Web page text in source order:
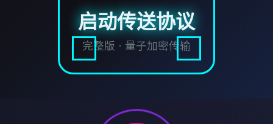
启动传送协议
完整版 · 量子加密传输